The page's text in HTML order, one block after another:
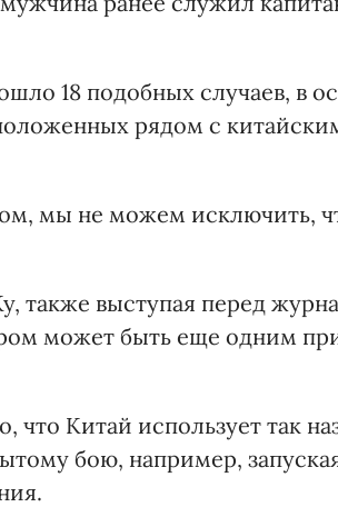
18 подобных случаев, в
рядом с
мы не можем исключить,
также выступая перед
может быть еще одним
что Китай использует так
бою, например,